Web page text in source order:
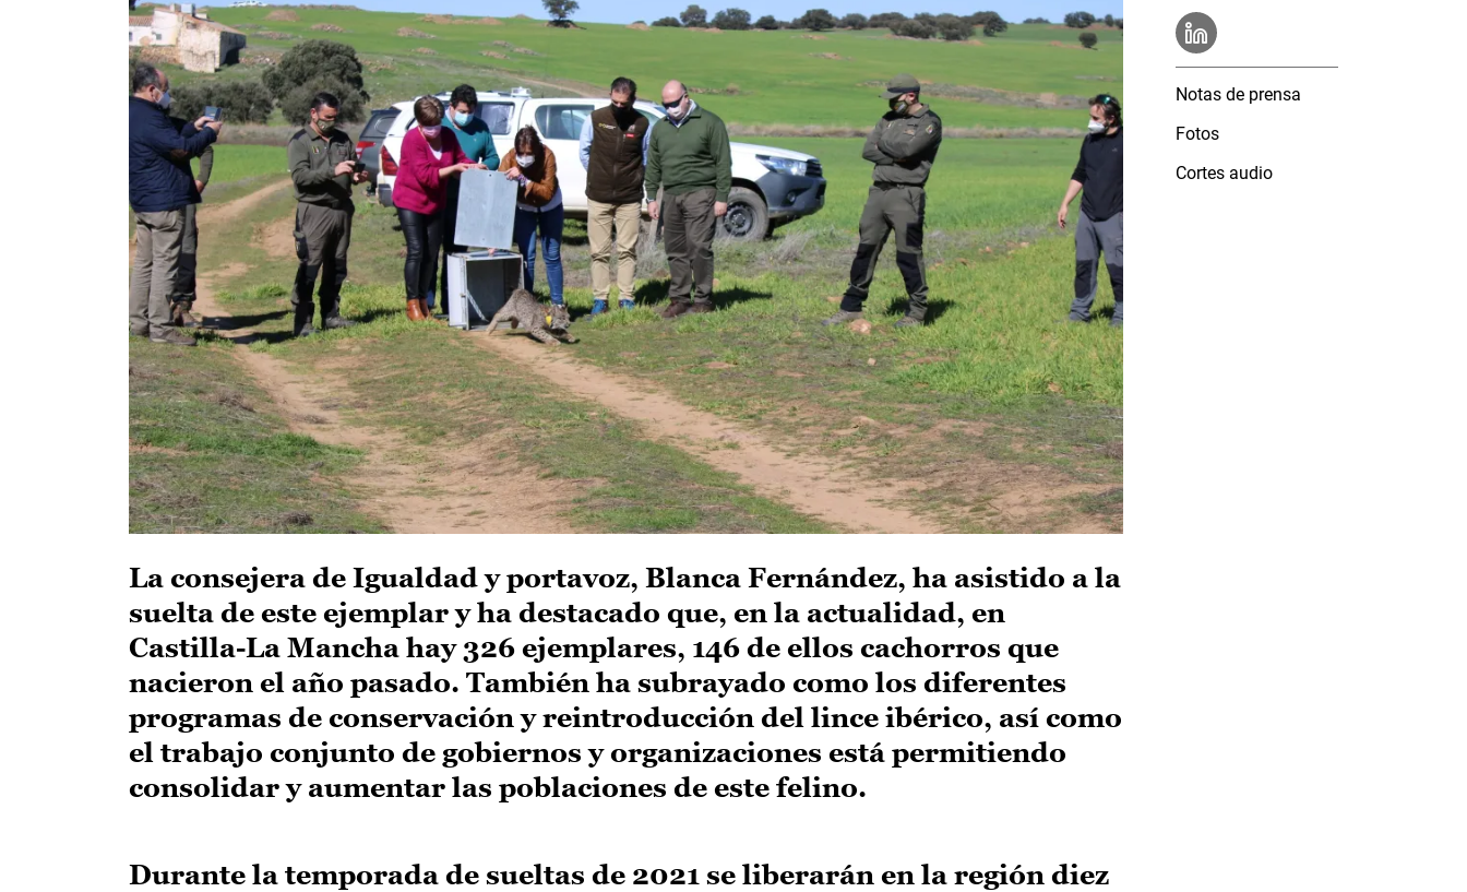
La consejera de Igualdad y portavoz, Blanca Fernández, ha asistido a la
suelta de este ejemplar y ha destacado que, en la actualidad, en
Castilla-La Mancha hay 326 ejemplares, 146 de ellos cachorros que
nacieron el año pasado. También ha subrayado como los diferentes
programas de conservación y reintroducción del lince ibérico, así como
el trabajo conjunto de gobiernos y organizaciones está permitiendo
consolidar y aumentar las poblaciones de este felino.
Durante la temporada de sueltas de 2021 se liberarán en la región diez
Notas de prensa
Fotos
Cortes audio